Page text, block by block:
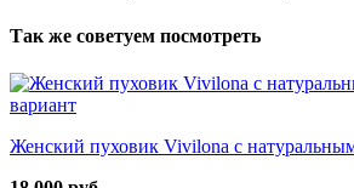
Так же советуем посмотреть
вариант
Женский пуховик Vivilona с